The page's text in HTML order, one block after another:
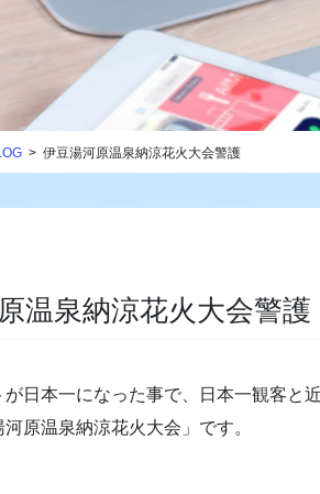
伊豆湯河原温泉納涼花火大会警護
温泉納涼花火大会警護
日本一になった事で、日本一観客と
原温泉納涼花火大会」です。